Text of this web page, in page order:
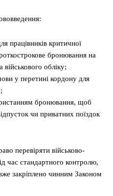
працівників критичної
бронювання на
обліку;
у перетині кордону для
бронювання, щоб
чи приватних поїздок
перевіряти військово-
час стандартного контролю,
закріплено чинним Законом